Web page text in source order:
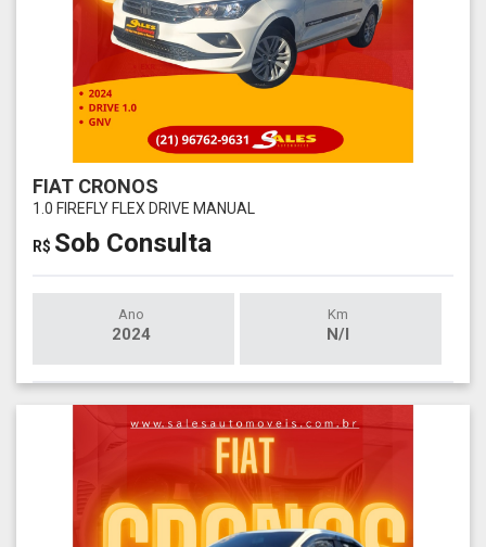
FIAT CRONOS
1.0 FIREFLY FLEX DRIVE MANUAL
R$ Sob Consulta
Ano
2024
Km
N/I